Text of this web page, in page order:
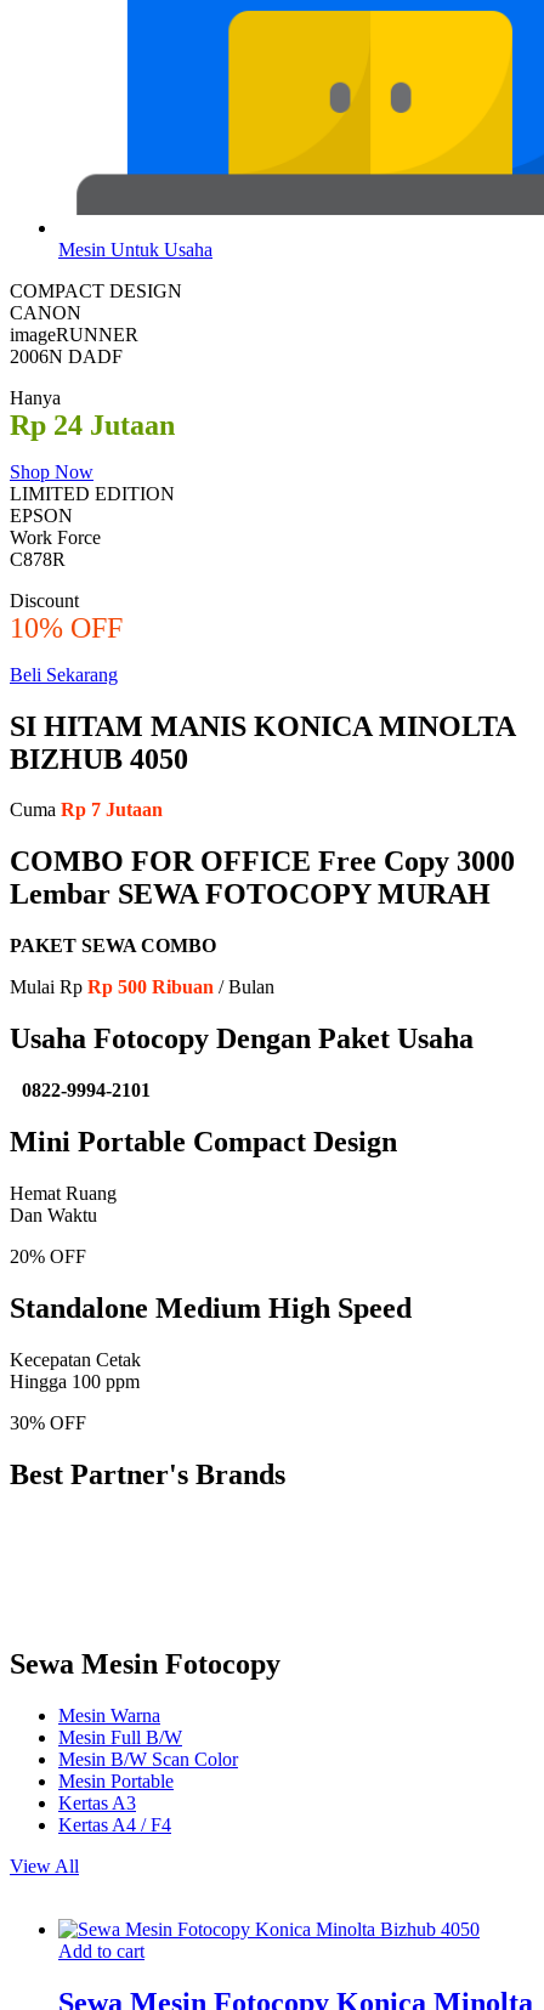
Mesin Untuk Usaha
COMPACT DESIGN
CANON
imageRUNNER
2006N DADF
Hanya
Rp 24 Jutaan
Shop Now
LIMITED EDITION
EPSON
Work Force
C878R
Discount
10% OFF
Beli Sekarang
SI HITAM MANIS KONICA MINOLTA
BIZHUB 4050
Cuma Rp 7 Jutaan
COMBO FOR OFFICE Free Copy 3000
Lembar SEWA FOTOCOPY MURAH
PAKET SEWA COMBO
Mulai Rp Rp 500 Ribuan / Bulan
Usaha Fotocopy Dengan Paket Usaha
0822-9994-2101
Mini Portable Compact Design
Hemat Ruang
Dan Waktu
20% OFF
Standalone Medium High Speed
Kecepatan Cetak
Hingga 100 ppm
30% OFF
Best Partner's Brands
Sewa Mesin Fotocopy
Mesin Warna
Mesin Full B/W
Mesin B/W Scan Color
Mesin Portable
Kertas A3
Kertas A4 / F4
View All
Add to cart
Sewa Mesin Fotocopy Konica Minolta